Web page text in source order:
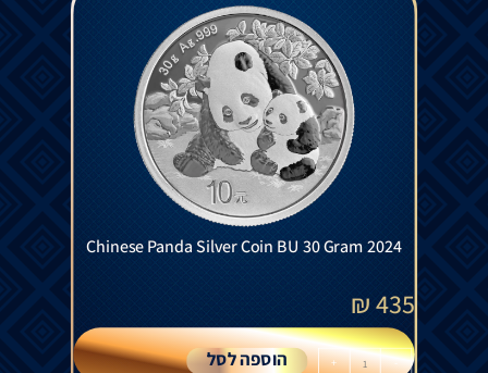
Chinese Panda Silver Coin BU 30 Gram 2024
435
₪
-
+ הוספה לסל